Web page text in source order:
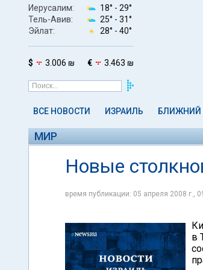
Иерусалим: 18° - 29°
Тель-Авив:
25° - 31°
Эйлат:
28° - 40°
$ 3.006 ₪ € 3.463 ₪
ВСЕ НОВОСТИ ИЗРАИЛЬ БЛИЖНИЙ
МИР
Новые
время публикации: 05 апреля 2008 г.,
в